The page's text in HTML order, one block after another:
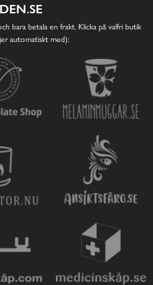
bara betala en frakt. Klicka på valfri butik
automatiskt med):